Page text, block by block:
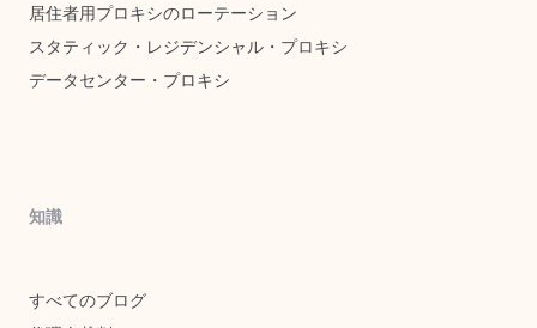
居住者用プロキシのローテーション
スタティック・レジデンシャル・プロキシ
データセンター・プロキシ
知識
すべてのブログ